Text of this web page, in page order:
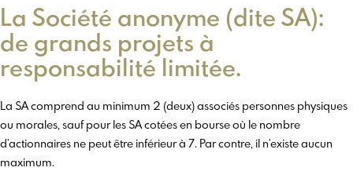
La Société anonyme (dite SA):
de grands projets à
responsabilité limitée.
La SA comprend au minimum 2 (deux) associés personnes physiques
ou morales, sauf pour les SA cotées en bourse où le nombre
d’actionnaires ne peut être inférieur à 7. Par contre, il n’existe aucun
maximum.